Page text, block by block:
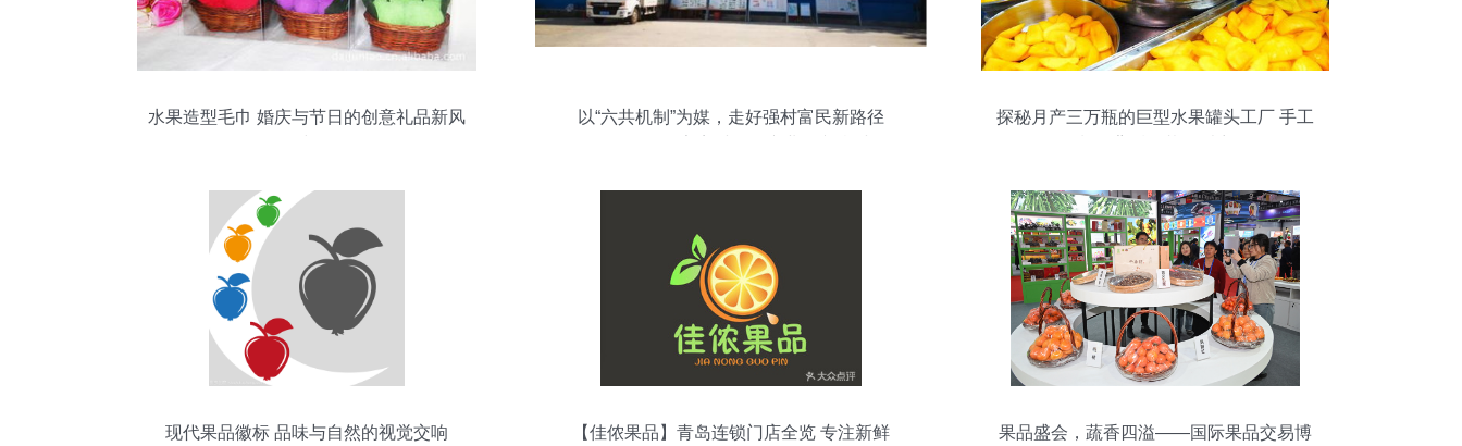
水果造型毛巾 婚庆与节日的创意礼品新风
以“六共机制”为媒，走好强村富民新路径
探秘月产三万瓶的巨型水果罐头工厂 手工
现代果品徽标 品味与自然的视觉交响
【佳侬果品】青岛连锁门店全览 专注新鲜
果品盛会，蔬香四溢——国际果品交易博